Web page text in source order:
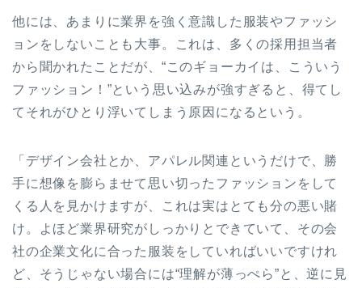
他には、あまりに業界を強く意識した服装やファッシ
ョンをしないことも大事。これは、多くの採用担当者
から聞かれたことだが、“このギョーカイは、こういう
ファッション！”という思い込みが強すぎると、得てし
てそれがひとり浮いてしまう原因になるという。
「デザイン会社とか、アパレル関連というだけで、勝
手に想像を膨らませて思い切ったファッションをして
くる人を見かけますが、これは実はとても分の悪い賭
け。よほど業界研究がしっかりとできていて、その会
社の企業文化に合った服装をしていればいいですけれ
ど、そうじゃない場合には“理解が薄っぺら”と、逆に見